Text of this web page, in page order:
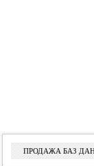
ПРОДАЖА БАЗ